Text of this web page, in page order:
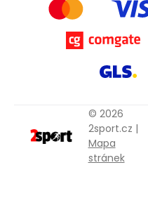
© 2026
2sport.cz |
Mapa
stránek